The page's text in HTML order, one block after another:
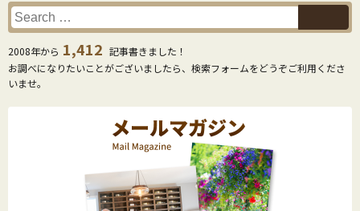
2008年から 1,412 記事書きました！
お調べになりたいことがございましたら、検索フォームをどうぞご利用くださ
いませ。